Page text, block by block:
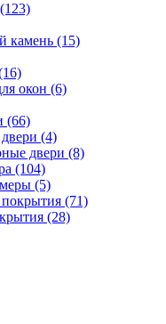
камень (15)
окон (6)
(66)
(4)
двери (8)
(104)
(5)
(71)
(28)